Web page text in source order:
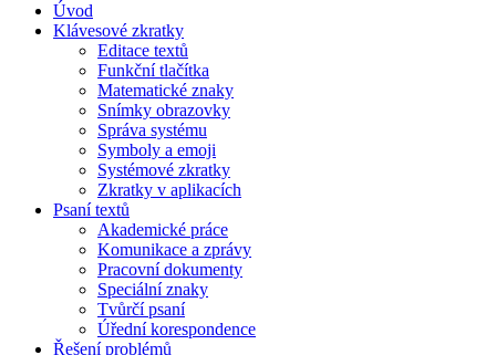
Úvod
Klávesové zkratky
Editace textů
Funkční tlačítka
Matematické znaky
Snímky obrazovky
Správa systému
Symboly a emoji
Systémové zkratky
Zkratky v aplikacích
Psaní textů
Akademické práce
Komunikace a zprávy
Pracovní dokumenty
Speciální znaky
Tvůrčí psaní
Úřední korespondence
Řešení problémů